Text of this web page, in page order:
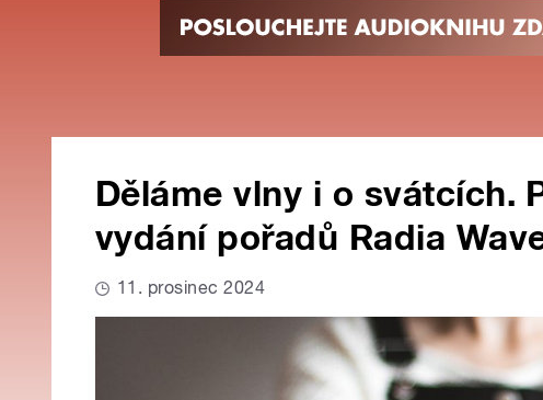
Děláme vlny i o svátcích.
vydání pořadů Radia
11. prosinec 2024